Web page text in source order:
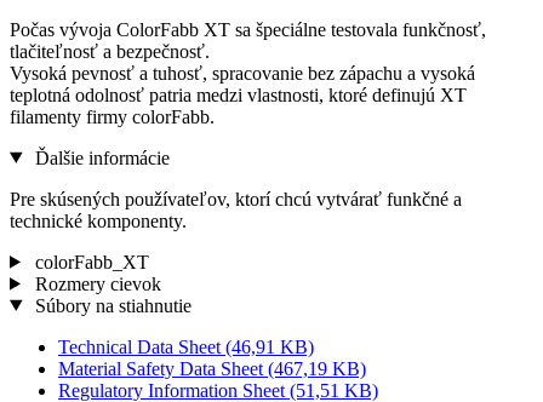
Počas vývoja ColorFabb XT sa špeciálne testovala funkčnosť,
tlačiteľnosť a bezpečnosť.
Vysoká pevnosť a tuhosť, spracovanie bez zápachu a vysoká
teplotná odolnosť patria medzi vlastnosti, ktoré definujú XT
filamenty firmy colorFabb.
Ďalšie informácie
Pre skúsených používateľov, ktorí chcú vytvárať funkčné a
technické komponenty.
colorFabb_XT
Rozmery cievok
Súbory na stiahnutie
Technical Data Sheet (46,91 KB)
Material Safety Data Sheet (467,19 KB)
Regulatory Information Sheet (51,51 KB)